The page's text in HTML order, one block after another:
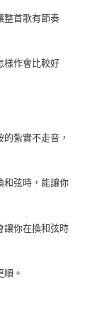
整首歌有節奏
樣作會比較好
紮實不走音，
和弦時，能讓你
讓你在換和弦時
。